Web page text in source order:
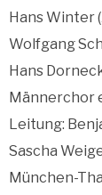
Hans Winter
Wolfgang
Hans
Männerchor
Leitung:
Sascha
München-